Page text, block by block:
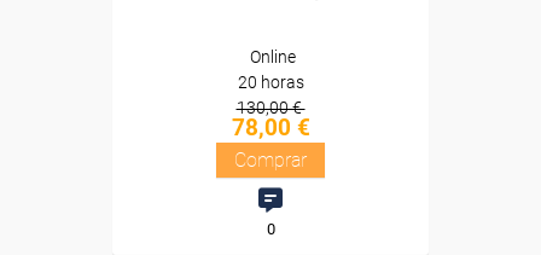
Online
20 horas
130,00 €
78,00 €
Comprar
0